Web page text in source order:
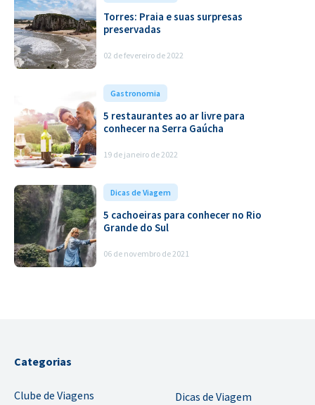
Torres: Praia e suas surpresas
preservadas
02 de fevereiro de 2022
Gastronomia
5 restaurantes ao ar livre para
conhecer na Serra Gaúcha
19 de janeiro de 2022
Dicas de Viagem
5 cachoeiras para conhecer no Rio
Grande do Sul
06 de novembro de 2021
Categorias
Clube de Viagens
Dicas de Viagem